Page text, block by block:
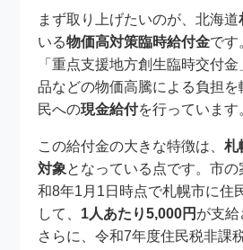
まず取り上げたいのが、北海道
いる物価高対策臨時給付金です
「重点支援地方創生臨時交付
品などの物価高騰による負担
民への現金給付を行っています
この給付金の大きな特徴は、札
対象となっている点です。市
和8年1月1日時点で札幌市に住
して、 1人あたり5,000円 が支給
さらに、令和7年度住民税非課